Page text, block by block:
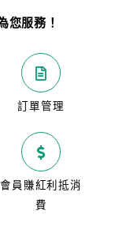
您服務！
訂單管理
會員賺紅利抵消
費